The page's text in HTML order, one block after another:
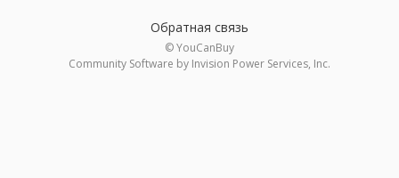
Обратная связь
© YouCanBuy
Community Software by Invision Power Services, Inc.